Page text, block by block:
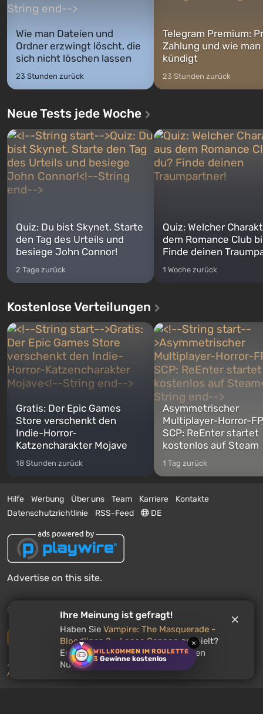
WILLKOMMEN IM ROULETTE
3 Gewinne kostenlos
×
Wie man Dateien und
Ordner erzwingt löscht, die
sich nicht löschen lassen
23 Stunden zurück
Telegram Premium:
Zahlung und wie man
kündigt
23 Stunden zurück
Neue Tests jede Woche
Quiz: Du bist Skynet. Starte
den Tag des Urteils und
besiege John Connor!
2 Tage zurück
Quiz: Welcher
dem Romance Club
Finde deinen
1 Woche zurück
Kostenlose Verteilungen
Gratis: Der Epic Games
Store verschenkt den
Indie-Horror-
Katzencharakter Mojave
18 Stunden zurück
Asymmetrischer
Multiplayer-Horror-
SCP: ReEnter startet
kostenlos auf Steam
1 Tag zurück
Hilfe Werbung Über uns Team Karriere
Kontakte
Datenschutzrichtlinie
RSS-Feed DE
Advertise on this site.
© 2011 - 2026 VGTimes
Vollständige Version
Push-Benachrichtigungen über Nachrichten:
Aktivieren
Ihre Meinung ist gefragt!
Haben Sie Vampire: The Masquerade -
Bloodlines 2 - Loose Cannongespielt?
Empfehlen Sie dieses Spiel anderen
Nutzern?